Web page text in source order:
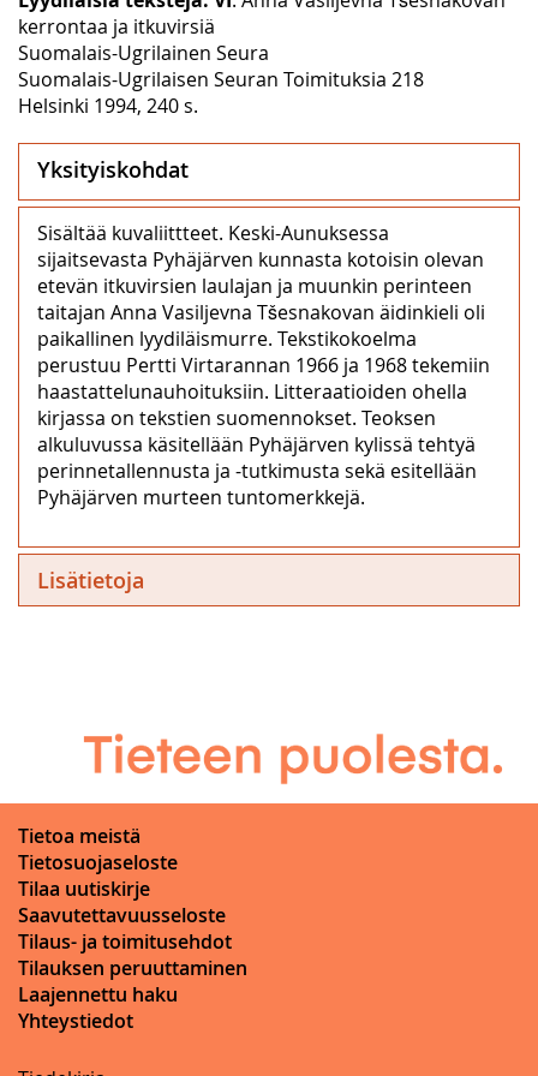
kerrontaa ja itkuvirsiä
Suomalais-Ugrilainen Seura
Suomalais-Ugrilaisen Seuran Toimituksia 218
Helsinki 1994, 240 s.
Yksityiskohdat
Sisältää kuvaliittteet. Keski-Aunuksessa
sijaitsevasta Pyhäjärven kunnasta kotoisin olevan
etevän itkuvirsien laulajan ja muunkin perinteen
taitajan Anna Vasiljevna Tšesnakovan äidinkieli oli
paikallinen lyydiläismurre. Tekstikokoelma
perustuu Pertti Virtarannan 1966 ja 1968 tekemiin
haastattelunauhoituksiin. Litteraatioiden ohella
kirjassa on tekstien suomennokset. Teoksen
alkuluvussa käsitellään Pyhäjärven kylissä tehtyä
perinnetallennusta ja -tutkimusta sekä esitellään
Pyhäjärven murteen tuntomerkkejä.
Lisätietoja
Tietoa meistä
Tietosuojaseloste
Tilaa uutiskirje
Saavutettavuusseloste
Tilaus- ja toimitusehdot
Tilauksen peruuttaminen
Laajennettu haku
Yhteystiedot